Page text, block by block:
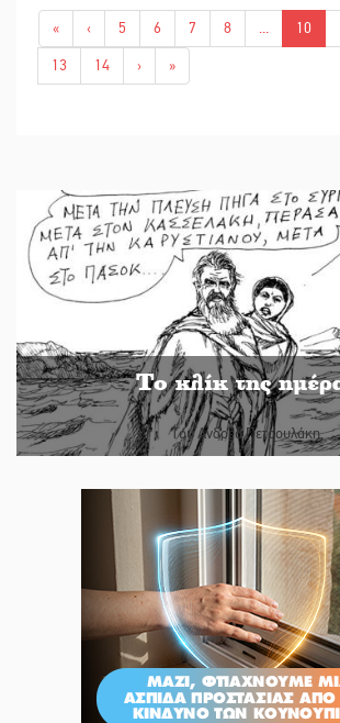
« ‹ 5 6 7 8 ... 10
13
14 › »
Το κλίκ της
Του Ανδρέα Πετρουλάκη